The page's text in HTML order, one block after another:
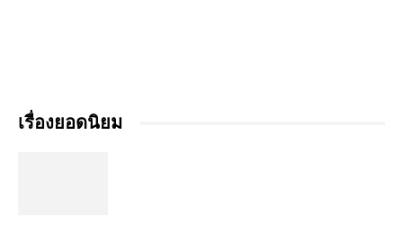
เรื่องยอดนิยม